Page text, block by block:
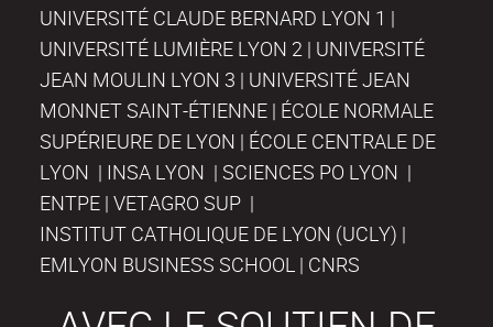
UNIVERSITÉ CLAUDE BERNARD LYON 1 |
UNIVERSITÉ LUMIÈRE LYON 2 | UNIVERSITÉ
JEAN MOULIN LYON 3 | UNIVERSITÉ JEAN
MONNET SAINT-ÉTIENNE | ÉCOLE NORMALE
SUPÉRIEURE DE LYON | ÉCOLE CENTRALE DE
LYON | INSA LYON | SCIENCES PO LYON |
ENTPE | VETAGRO SUP |
INSTITUT CATHOLIQUE DE LYON (UCLY) |
EMLYON BUSINESS SCHOOL | CNRS